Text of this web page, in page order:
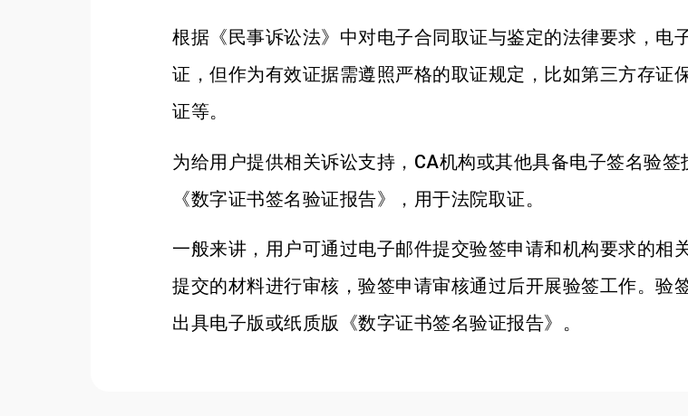
根据《民事诉讼法》中对电子合同取证与鉴定的法律要求，电
证，但作为有效证据需遵照严格的取证规定，比如第三方存证
证等。
为给用户提供相关诉讼支持，CA机构或其他具备电子签名验
《数字证书签名验证报告》，用于法院取证。
一般来讲，用户可通过电子邮件提交验签申请和机构要求的相
提交的材料进行审核，验签申请审核通过后开展验签工作。验
出具电子版或纸质版《数字证书签名验证报告》。